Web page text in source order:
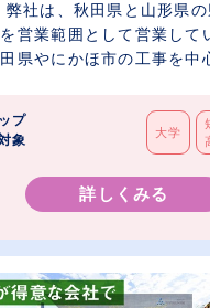
社は、秋田県と山形県の
営業範囲として営業して
県やにかほ市の工事を中
プ
象
大学
詳しくみる